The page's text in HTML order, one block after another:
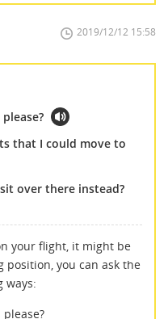
2019/12/12 15:58
that I could move to
over there instead?
your flight, it might be
position, you can ask the
ways: